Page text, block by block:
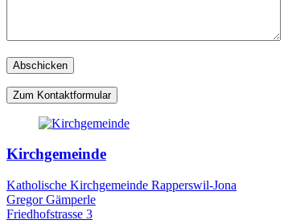
Zum Kontaktformular
Kirchgemeinde
Katholische Kirchgemeinde Rapperswil-Jona
Gregor Gämperle
Friedhofstrasse 3